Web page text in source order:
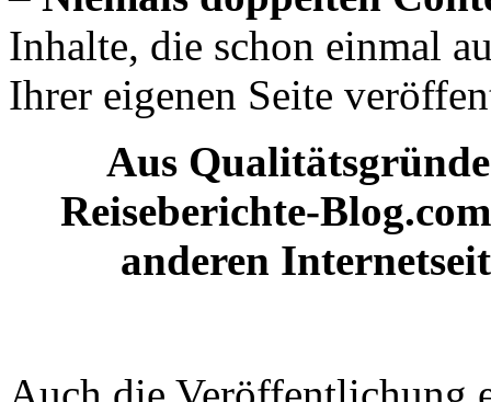
Inhalte, die schon einmal
Ihrer eigenen Seite
Aus
Reiseberichte-
anderen